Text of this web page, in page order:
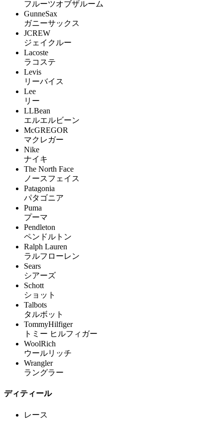
フルーツオブザルーム
GunneSax
ガニーサックス
JCREW
ジェイクルー
Lacoste
ラコステ
Levis
リーバイス
Lee
リー
LLBean
エルエルビーン
McGREGOR
マクレガー
Nike
ナイキ
The North Face
ノースフェイス
Patagonia
パタゴニア
Puma
プーマ
Pendleton
ペンドルトン
Ralph Lauren
ラルフローレン
Sears
シアーズ
Schott
ショット
Talbots
タルボット
TommyHilfiger
トミー ヒルフィガー
WoolRich
ウールリッチ
Wrangler
ラングラー
ディティール
レース